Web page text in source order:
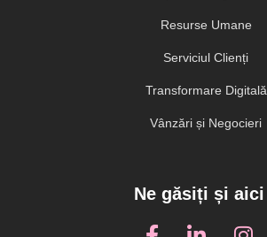
Resurse Umane
Serviciul Clienți
Transformare Digitală
Vânzări și Negocieri
Ne găsiți și aici